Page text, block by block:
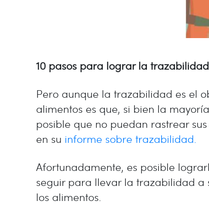
10 pasos para lograr la
Pero aunque la trazabilidad es el
alimentos es que, si bien la
posible que no puedan rastrear
en su informe sobre trazabilidad.
Afortunadamente, es posible
seguir para llevar la trazabilidad
los alimentos.